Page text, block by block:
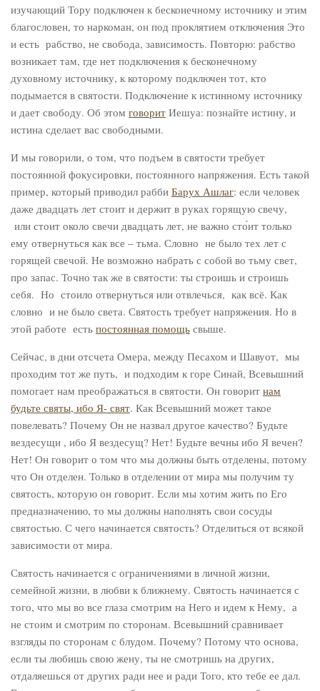
изучающий Тору подключен к бесконечному источнику и этим
благословен, то наркоман, он под проклятием отключения Это
и есть рабство, не свобода, зависимость. Повторю: рабство
возникает там, где нет подключения к бесконечному
духовному источнику, к которому подключен тот, кто
подымается в святости. Подключение к истинному источнику
и дает свободу. Об этом говорит Иешуа: познайте истину, и
истина сделает вас свободными.
И мы говорили, о том, что подъем в святости требует
постоянной фокусировки, постоянного напряжения. Есть такой
пример, который приводил рабби Барух Ашлаг: если человек
даже двадцать лет стоит и держит в руках горящую свечу,
или стоит около свечи двадцать лет, не важно сто́ит только
ему отвернуться как все – тьма. Словно не было тех лет с
горящей свечой. Не возможно набрать с собой во тьму свет,
про запас. Точно так же в святости: ты строишь и строишь
себя. Но стоило отвернуться или отвлечься, как всё. Как
словно и не было света. Святость требует напряжения. Но в
этой работе есть постоянная помощь свыше.
Сейчас, в дни отсчета Омера, между Песахом и Шавуот, мы
проходим тот же путь, и подходим к горе Синай, Всевышний
помогает нам преображаться в святости. Он говорит нам
будьте святы, ибо Я- свят. Как Всевышний может такое
повелевать? Почему Он не назвал другое качество? Будьте
вездесущи , ибо Я вездесущ? Нет! Будьте вечны ибо Я вечен?
Нет! Он говорит о том что мы должны быть отделены, потому
что Он отделен. Только в отделении от мира мы получим ту
святость, которую он говорит. Если мы хотим жить по Его
предназначению, то мы должны наполнять свои сосуды
святостью. С чего начинается святость? Отделиться от всякой
зависимости от мира.
Святость начинается с ограничениями в личной жизни,
семейной жизни, в любви к ближнему. Святость начинается с
того, что мы во все глаза смотрим на Него и идем к Нему, а
не стоим и смотрим по сторонам. Всевышний сравнивает
взгляды по сторонам с блудом. Почему? Потому что основа,
если ты любишь свою жену, ты не смотришь на других,
отдаляешься от других ради нее и ради Того, кто тебе ее дал.